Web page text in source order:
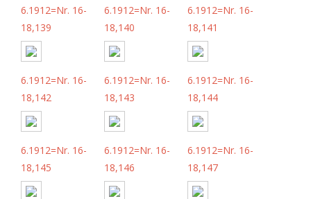
6.1912=Nr. 16-
18,139
6.1912=Nr. 16-
18,140
6.1912=Nr. 16-
18,141
6.1912=Nr. 16-
18,142
6.1912=Nr. 16-
18,143
6.1912=Nr. 16-
18,144
6.1912=Nr. 16-
18,145
6.1912=Nr. 16-
18,146
6.1912=Nr. 16-
18,147